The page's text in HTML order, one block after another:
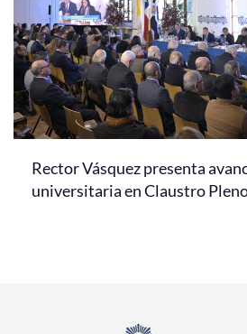
Rector Vásquez presenta
universitaria en Claustro